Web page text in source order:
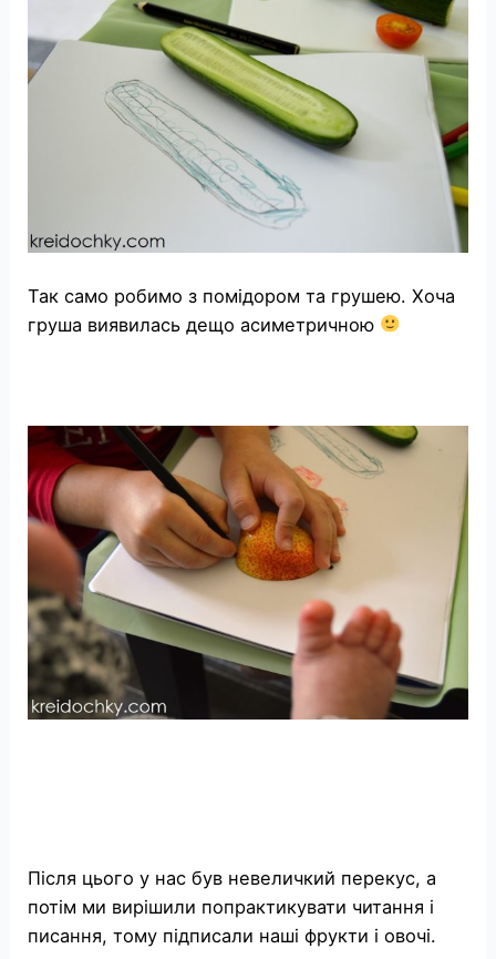
Так само робимо з помідором та грушею. Хоча
груша виявилась дещо асиметричною
Після цього у нас був невеличкий перекус, а
потім ми вирішили попрактикувати читання і
писання, тому підписали наші фрукти і овочі.